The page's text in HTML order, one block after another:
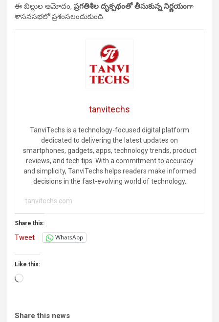
ఈ బిల్లుల ఆమోదం, ప్రగతిశీల దృక్పథంతో తీసుకున్న నిర్ణయంగా
శాసనసభలో ప్రశంసలందుకుంది.
tanvitechs
TanviTechs is a technology-focused digital platform
dedicated to delivering the latest updates on
smartphones, gadgets, apps, technology trends, product
reviews, and tech tips. With a commitment to accuracy
and simplicity, TanviTechs helps readers make informed
decisions in the fast-evolving world of technology.
tanvitechs.com
Share this:
Tweet WhatsApp
Like this:
Loading…
Share this news